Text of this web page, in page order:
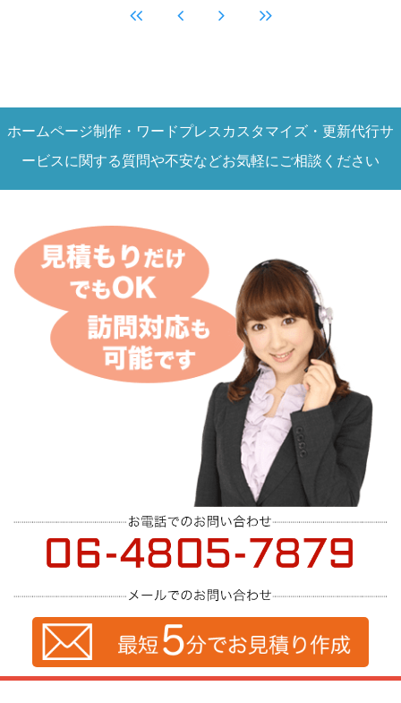
ホームページ制作・ワードプレスカスタマイズ・更新代行サ
ービスに関する質問や不安などお気軽にご相談ください